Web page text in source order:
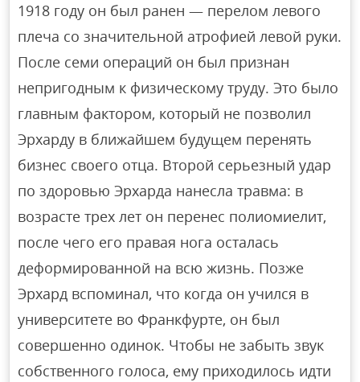
1918 году он был ранен — перелом левого
плеча со значительной атрофией левой руки.
После семи операций он был признан
непригодным к физическому труду. Это было
главным фактором, который не позволил
Эрхарду в ближайшем будущем перенять
бизнес своего отца. Второй серьезный удар
по здоровью Эрхарда нанесла травма: в
возрасте трех лет он перенес полиомиелит,
после чего его правая нога осталась
деформированной на всю жизнь. Позже
Эрхард вспоминал, что когда он учился в
университете во Франкфурте, он был
совершенно одинок. Чтобы не забыть звук
собственного голоса, ему приходилось идти